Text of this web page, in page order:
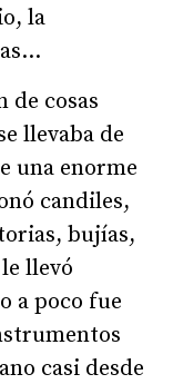
la
cosas
llevaba de
una enorme
candiles,
bujías,
llevó
a poco fue
casi desde